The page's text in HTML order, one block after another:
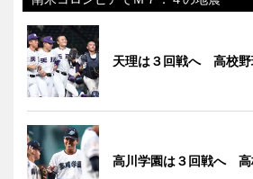
天理は３回戦へ 高校野
高川学園は３回戦へ 高